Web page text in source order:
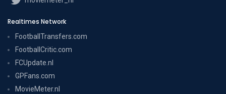
Realtimes Network
FootballTransfers.com
FootballCritic.com
FCUpdate.nl
GPFans.com
MovieMeter.nl